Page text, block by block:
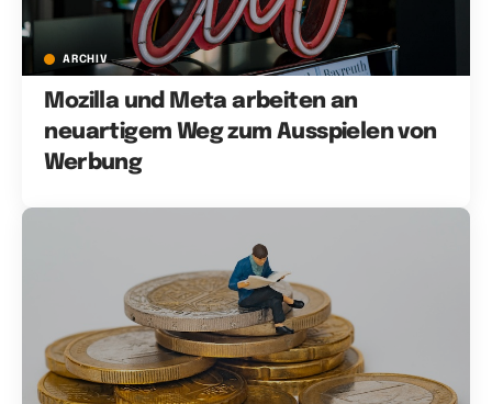
ARCHIV
Mozilla und Meta arbeiten an
neuartigem Weg zum Ausspielen von
Werbung